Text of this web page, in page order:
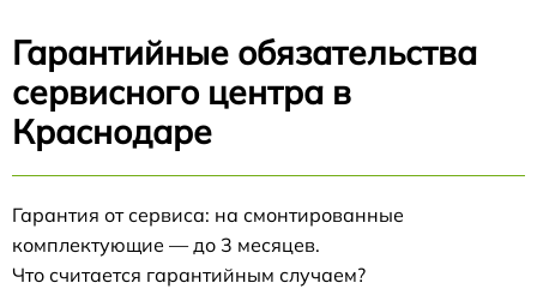
Гарантийные обязательства
сервисного центра в
Краснодаре
Гарантия от сервиса: на смонтированные
комплектующие — до 3 месяцев.
Что считается гарантийным случаем?